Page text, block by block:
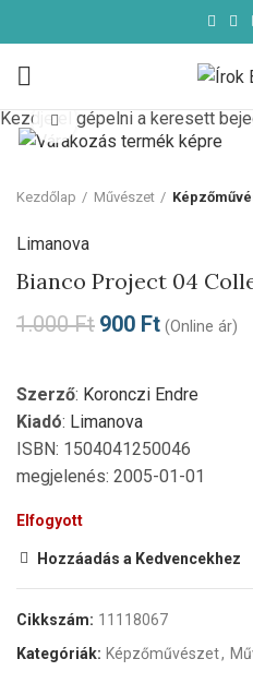
Click to enlarge
Kezdőlap Művészet
Limanova
Bianco Project 04
1.000Ft 900 Ft (Online ár)
Szerző: Koronczi Endre
Kiadó: Limanova
ISBN: 1504041250046
megjelenés: 2005-01-01
Elfogyott
Hozzáadás a Kedvencekhez
Cikkszám: 11118067
Kategóriák: Képzőművészet,
Kezdje el gépelni a keresett